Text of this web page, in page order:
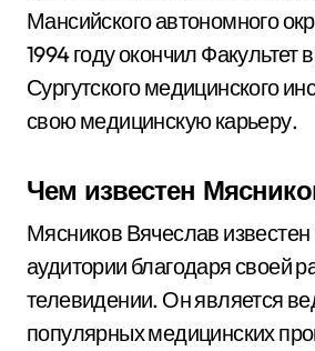
Мансийского автономного
1994 году окончил Факультет
Сургутского медицинского
свою медицинскую карьеру.
Чем известен
Мясников Вячеслав
аудитории благодаря своей
телевидении. Он является
популярных медицинских